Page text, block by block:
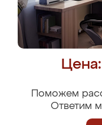
Поможем
Ответим